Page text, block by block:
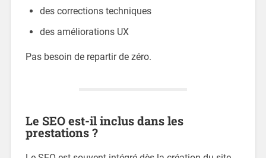
des corrections techniques
des améliorations UX
Pas besoin de repartir de zéro.
Le SEO est-il inclus dans les
prestations ?